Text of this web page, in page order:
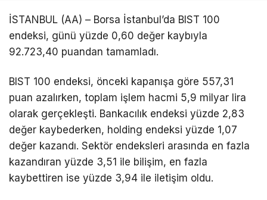
İSTANBUL (AA) – Borsa İstanbul’da BIST 100
endeksi, günü yüzde 0,60 değer kaybıyla
92.723,40 puandan tamamladı.
BIST 100 endeksi, önceki kapanışa göre 557,31
puan azalırken, toplam işlem hacmi 5,9 milyar lira
olarak gerçekleşti. Bankacılık endeksi yüzde 2,83
değer kaybederken, holding endeksi yüzde 1,07
değer kazandı. Sektör endeksleri arasında en fazla
kazandıran yüzde 3,51 ile bilişim, en fazla
kaybettiren ise yüzde 3,94 ile iletişim oldu.